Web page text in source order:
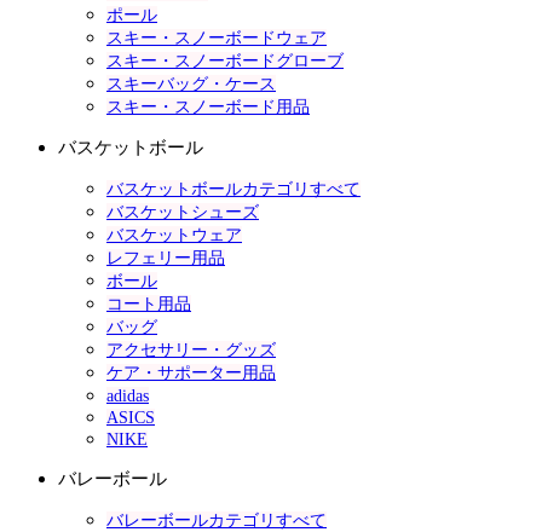
ポール
スキー・スノーボードウェア
スキー・スノーボードグローブ
スキーバッグ・ケース
スキー・スノーボード用品
バスケットボール
バスケットボールカテゴリすべて
バスケットシューズ
バスケットウェア
レフェリー用品
ボール
コート用品
バッグ
アクセサリー・グッズ
ケア・サポーター用品
adidas
ASICS
NIKE
バレーボール
バレーボールカテゴリすべて